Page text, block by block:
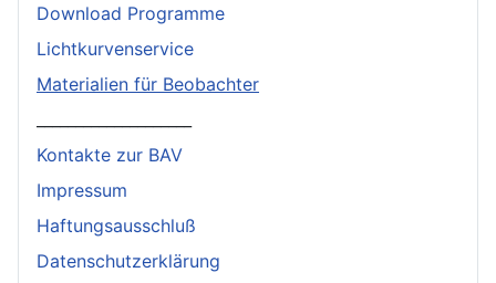
Download Programme
Lichtkurvenservice
Materialien für Beobachter
Kontakte zur BAV
Impressum
Haftungsausschluß
Datenschutzerklärung